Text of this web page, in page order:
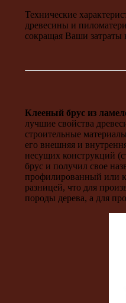
Технические
древесины и
сокращая Ваши затраты
Клееный брус из
лучшие свойства
строительные
его внешняя и
несущих конструкций
брус и получил свое
профилированный или
разницей, что для
породы дерева, а для